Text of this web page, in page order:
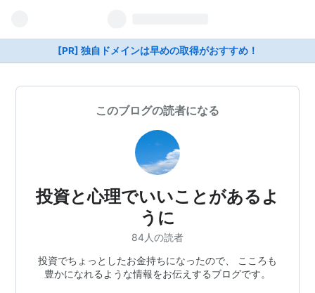
[PR] 独自ドメインは早めの取得がおすすめ！
このブログの読者になる
投資と心理でいいことがあるよ
うに
84人の読者
投資でちょっとしたお金持ちになったので、 こころも
豊かになれるような情報をお伝えするブログです。